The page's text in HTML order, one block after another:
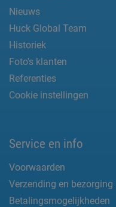
Nieuws
Huck Global Team
Historiek
Foto's klanten
Referenties
Cookie instellingen
Service en info
Voorwaarden
Verzending en bezorging
Betalingsmogelijkheden